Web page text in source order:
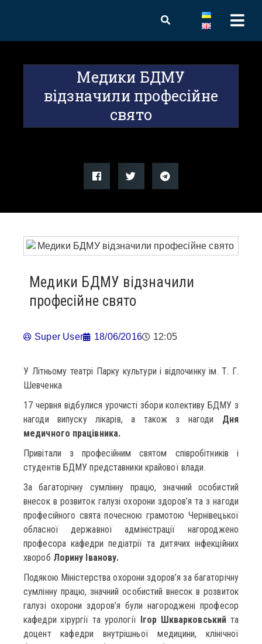
Медики БДМУ
відзначили професійне
свято
Медики БДМУ відзначили
професійне свято
Super User 18/06/2016 12:05
У Літньому театрі Парку культури і відпочинку ім. Т. Г.
Шевченка
17 червня відбулися урочисті збори колективу БДМУ з
нагоди випуску лікарів, а також з нагоди Дня
медичного працівника.
Привітали з професійним святом співробітників і
студентів БДМУ представники крайової влади.
За багаторічну сумлінну працю, значний особистий
внесок в розвиток галузі охорони здоров’я та з нагоди
професійного свята почесною грамотою Чернівецької
обласної державної адміністрації нагороджено
професора кафедри педіатрії та дитячих інфекційних
хвороб Лорину Іванову.
Подякою Міністерства охорони здоров’я за багаторічну
сумлінну працю, значний особистий внесок в розвиток
галузі охорони здоров’я були нагороджені професор
кафедри хірургії та урології Ігор Шкварковський та
доцент кафедри внутрішньої медицини, клінічної